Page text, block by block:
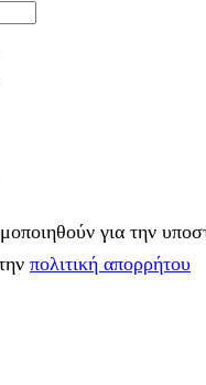
για την
πολιτική απορρήτου